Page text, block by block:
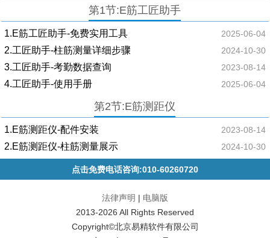
第1节:E筋工匠助手
2025-06-04
1.E筋工匠助手-免费实用工具
2024-10-30
2.工匠助手-柱筋测量详细步骤
2023-08-14
3.工匠助手-考勤数据查询
2025-06-04
4.工匠助手-使用手册
第2节:E筋测距仪
2023-08-14
1.E筋测距仪-配件安装
2024-10-30
2.E筋测距仪-柱筋测量展示
点击免费电话咨询:010-60260720
法律声明 | 电脑版
2013-2026 All Rights Reserved
Copyright©北京易精软件有限公司